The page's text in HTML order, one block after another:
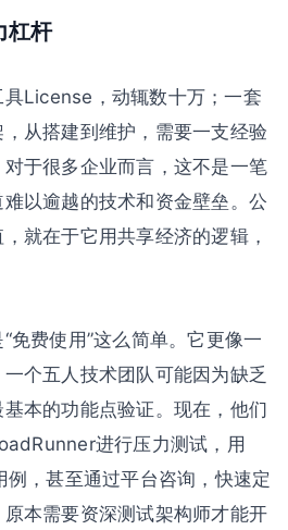
杠杆
License，动辄数十万；一套
从搭建到维护，需要一支经验
于很多企业而言，这不是一笔
以逾越的技术和资金壁垒。公
就在于它用共享经济的逻辑，
免费使用”这么简单。它更像一
个五人技术团队可能因为缺乏
本的功能点验证。现在，他们
进行压力测试，用
，甚至通过平台咨询，快速定
本需要资深测试架构师才能开